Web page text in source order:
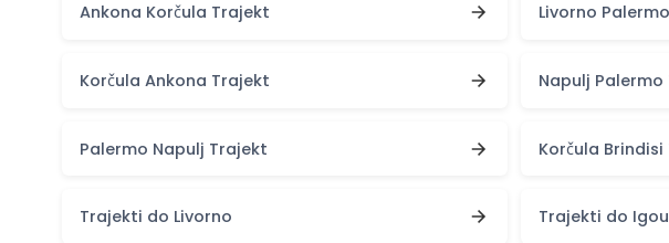
Ankona Korčula Trajekt Livorno
Korčula Ankona Trajekt Napulj
Palermo Napulj Trajekt Korčula
Trajekti do Livorno Trajekti do